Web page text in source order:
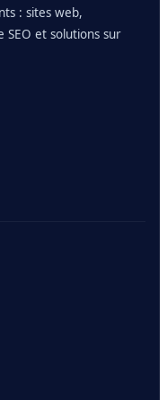
: sites web,
et solutions sur